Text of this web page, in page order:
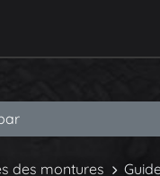
des montures